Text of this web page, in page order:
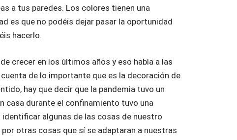
a tus paredes. Los colores tienen una
es que no podéis dejar pasar la oportunidad
hacerlo.
crecer en los últimos años y eso habla a las
de lo importante que es la decoración de
hay que decir que la pandemia tuvo un
casa durante el confinamiento tuvo una
algunas de las cosas de nuestro
otras cosas que sí se adaptaran a nuestras